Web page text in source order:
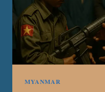
MYANMAR